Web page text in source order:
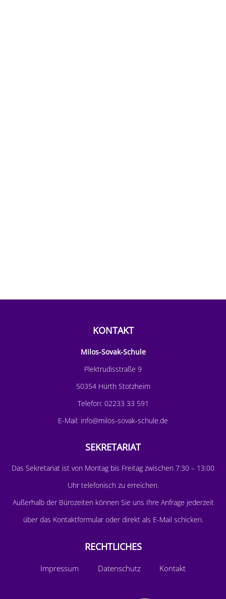
KONTAKT
Milos-Sovak-Schule
Plektrudisstraße 9
50354 Hürth Stotzheim
Telefon:02233 33 591
E-Mail: info@milos-sovak-schule.de
SEKRETARIAT
Das Sekretariat ist von Montag bis Freitag zwischen 7:30 – 13:00
Uhr telefonisch zu erreichen.
Außerhalb der Bürozeiten können Sie uns Ihre Anfrage jederzeit
über das Kontaktformularoder direkt als E-Mail schicken.
RECHTLICHES
Impressum Datenschutz Kontakt